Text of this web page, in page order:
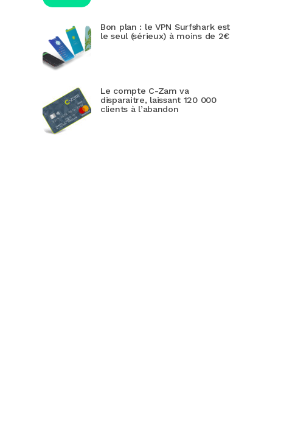
Bon plan : le VPN Surfshark est
le seul (sérieux) à moins de 2€
Le compte C-Zam va
disparaitre, laissant 120 000
clients à l’abandon